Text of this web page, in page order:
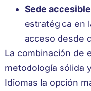
Sede
estratégica en
acceso desde
La combinación de
metodología sólida
Idiomas la opción